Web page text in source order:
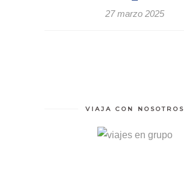
27 marzo 2025
VIAJA CON NOSOTROS